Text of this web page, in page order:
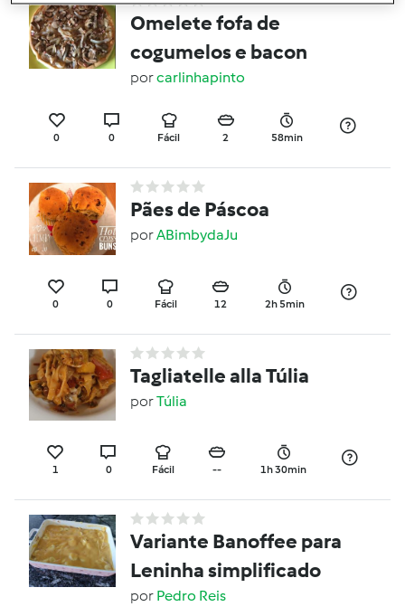
Omelete fofa de
cogumelos e bacon
porcarlinhapinto
0 0 Fácil 2 58min
Pães de Páscoa
porABimbydaJu
0 0 Fácil 12 2h 5min
Tagliatelle alla Túlia
porTúlia
1 0 Fácil -- 1h 30min
Variante Banoffee para
Leninha simplificado
por Pedro Reis